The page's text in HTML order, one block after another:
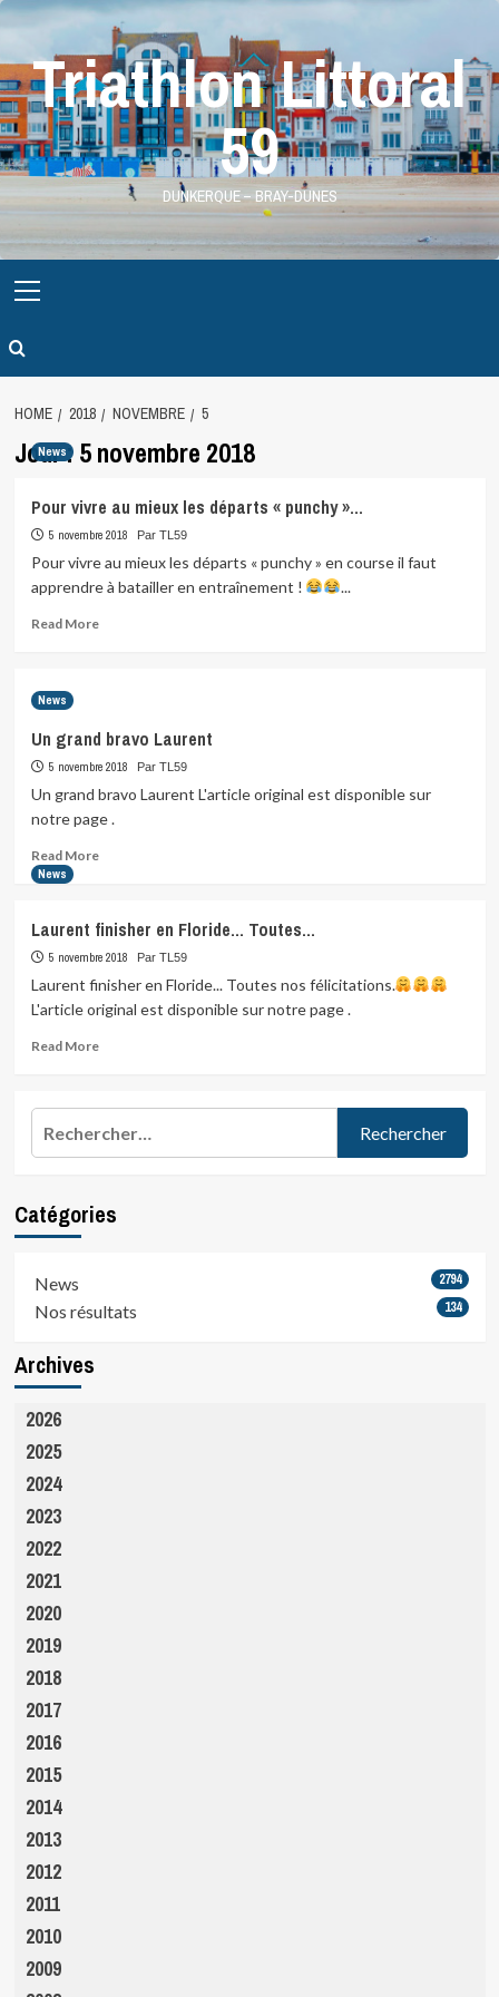
Skip
contentTriathlon Littoral
59
DUNKERQUE – BRAY-DUNES
Menu
HOME 2018 NOVEMBRE 5
Jour :5 novembre 2018
News
Pour vivre au mieux les départs « punchy »…
5 novembre 2018 Par TL59
Pour vivre au mieux les départs « punchy » en course il faut
apprendre à batailler en entraînement !
...
Read MoreRead
mieux
les
départs
punchy
»…
News
Un grand bravo Laurent
5 novembre 2018 Par TL59
Un grand bravo Laurent L'article original est disponible sur
notre page .
Read MoreRead
grand
bravo
Laurent
News
Laurent finisher en Floride… Toutes…
5 novembre 2018 Par TL59
Laurent finisher en Floride... Toutes nos félicitations.
L'article original est disponible sur notre page .
Read MoreRead
Laurent
finisher
Catégories
News 2794
Nos résultats 134
Archives
2026
2025
2024
2023
2022
2021
2020
2019
2018
2017
2016
2015
2014
2013
2012
2011
2010
2009